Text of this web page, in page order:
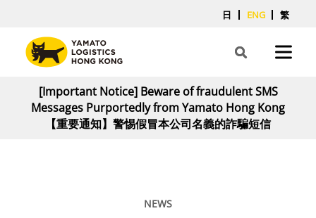
[Important Notice] Beware of fraudulent SMS
Messages Purportedly from Yamato Hong Kong
【重要通知】警惕假冒本公司名義的詐騙短信
日 ENG 繁
NEWS